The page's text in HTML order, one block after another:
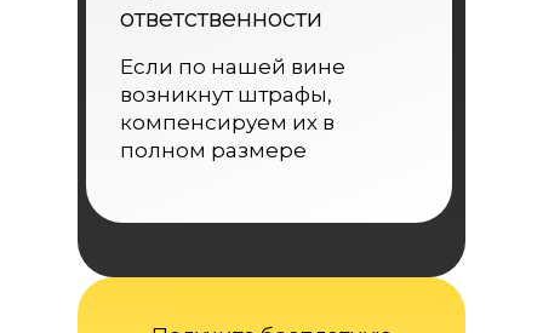
ответственности
Если по нашей вине
возникнут штрафы,
компенсируем их в
полном размере